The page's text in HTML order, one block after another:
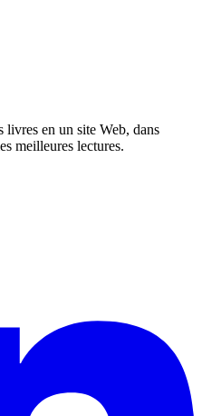
livres en un site Web, dans
meilleures lectures.